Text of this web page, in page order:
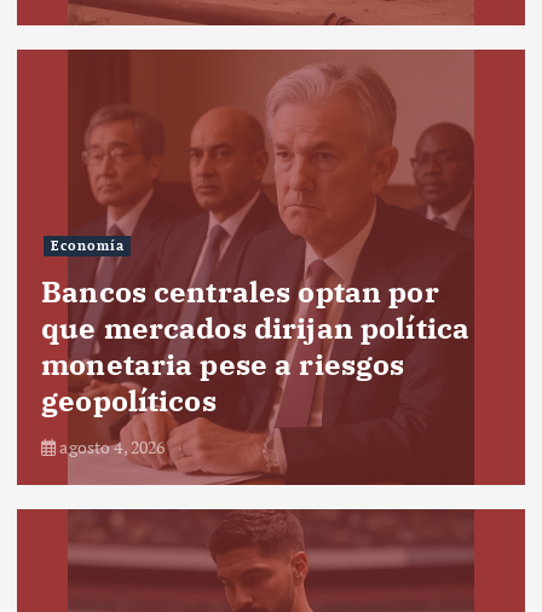
Economía
Bancos centrales optan por
que mercados dirijan política
monetaria pese a riesgos
geopolíticos
agosto 4, 2026